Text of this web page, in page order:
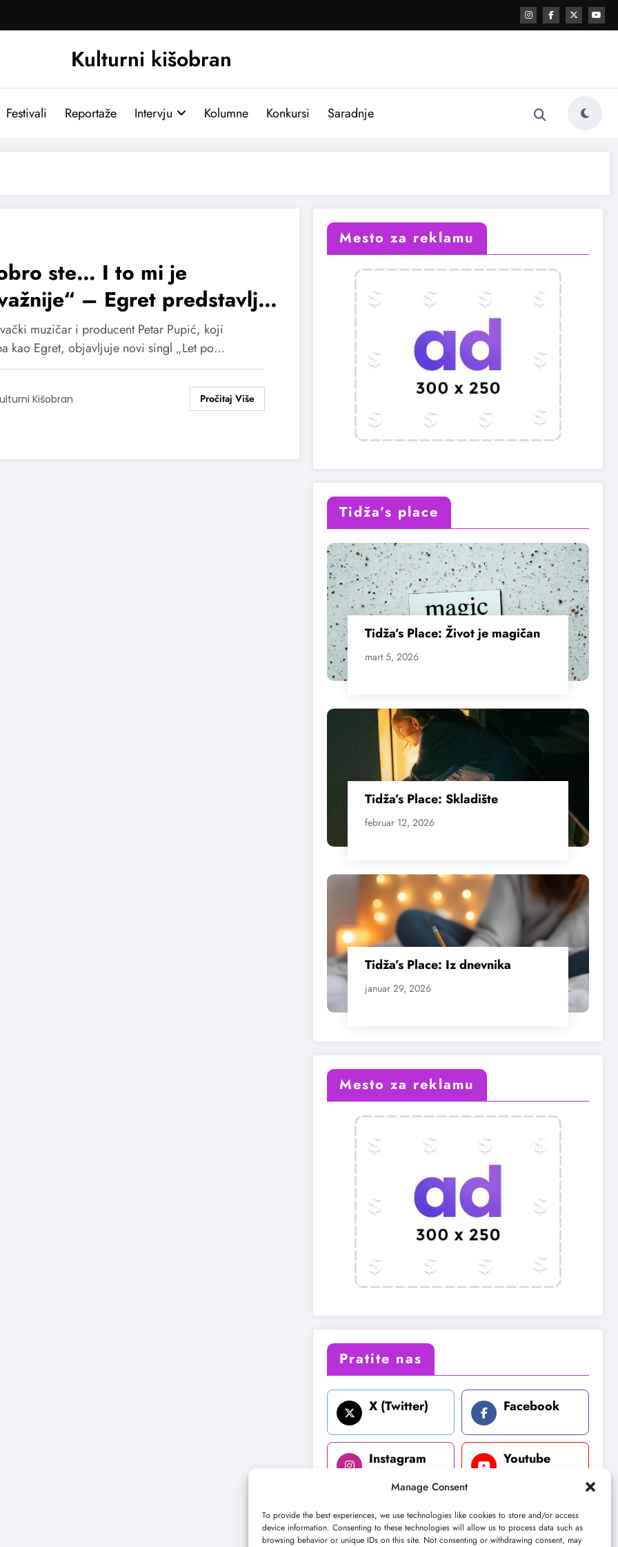
Manage Consent
To provide the best experiences, we use technologies like cookies to store and/or access
device information. Consenting to these technologies will allow us to process data such as
browsing behavior or unique IDs on this site. Not consenting or withdrawing consent, may
Kulturni kišobran
Festivali Reportaže Intervju Kolumne Konkursi Saradnje
ste… I to mi je
– Egret predstavlja
hit koji leči
muzičar i producent Petar Pupić, koji
kao Egret, objavljuje novi singl „Let po…
Kišobran
Mesto za reklamu
Tidža’s place
Tidža’s Place: Život je magičan
mart 5, 2026
Tidža’s Place: Skladište
februar 12, 2026
Tidža’s Place: Iz dnevnika
januar 29, 2026
Mesto za reklamu
Pratite nas
X (Twitter) Facebook
Instagram Youtube
LinkedIn